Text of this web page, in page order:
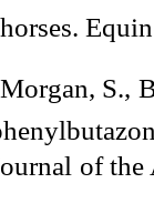
S.,
of